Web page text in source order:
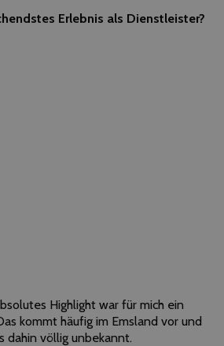
Erlebnis als Dienstleister?
Highlight war für mich ein
kommt häufig im Emsland vor und
dahin völlig unbekannt.